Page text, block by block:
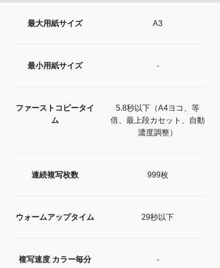
最大用紙サイズ A3
最小用紙サイズ -
ファーストコピータイ
ム
5.8秒以下（A4ヨコ、等
倍、最上段カセット、自動
濃度調整）
連続複写枚数 999枚
ウォームアップタイム 29秒以下
複写速度 カラー毎分 -